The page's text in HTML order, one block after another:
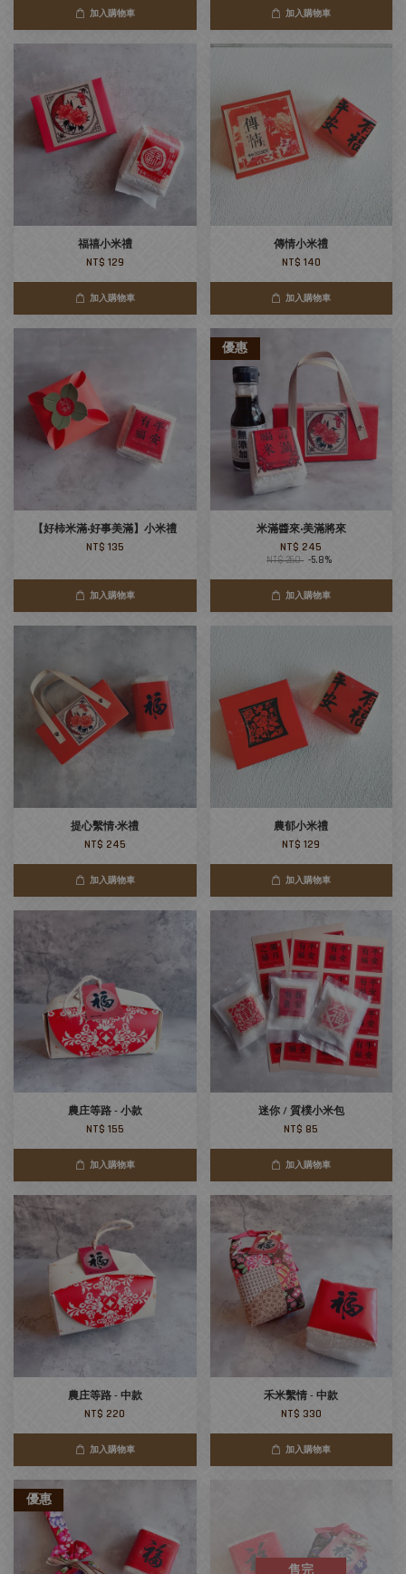
加入購物車 加入購物車
福禧小米禮
NT$ 129
加入購物車
傳情小米禮
NT$ 140
加入購物車
【好柿米滿‧好事美滿】小米禮
NT$ 135
加入購物車
優惠
米滿醬來‧美滿將來
NT$ 245
NT$ 260 -5.8%
加入購物車
提心繫情‧米禮
NT$ 245
加入購物車
農郁小米禮
NT$ 129
加入購物車
農庄等路 - 小款
NT$ 155
加入購物車
迷你 / 質樸小米包
NT$ 85
加入購物車
農庄等路 - 中款
NT$ 220
加入購物車
禾米繫情 - 中款
NT$ 330
加入購物車
優惠
售完